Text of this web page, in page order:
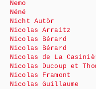
Nemo
Néné
Nicht Autör
Nicolas Arraitz
Nicolas Bérard
Nicolas Bérard
Nicolas de La
Nicolas Ducoup et
Nicolas Framont
Nicolas Guillaume